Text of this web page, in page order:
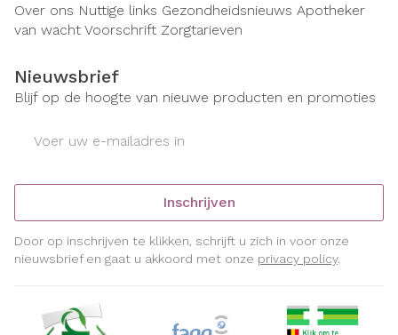
Over ons Nuttige links Gezondheidsnieuws Apotheker
van wacht Voorschrift Zorgtarieven
Nieuwsbrief
Blijf op de hoogte van nieuwe producten en promoties
Inschrijven
Door op inschrijven te klikken, schrijft u zich in voor onze
nieuwsbrief en gaat u akkoord met onze privacy policy.